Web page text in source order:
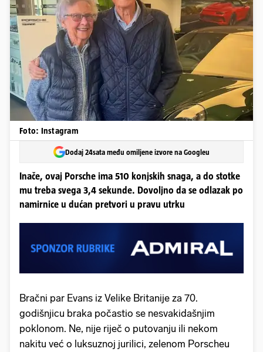
Foto: Instagram
Dodaj 24sata među omiljene izvore na Googleu
Inače, ovaj Porsche ima 510 konjskih snaga, a do stotke
mu treba svega 3,4 sekunde. Dovoljno da se odlazak po
namirnice u dućan pretvori u pravu utrku
Bračni par Evans iz Velike Britanije za 70.
godišnjicu braka počastio se nesvakidašnjim
poklonom. Ne, nije riječ o putovanju ili nekom
nakitu već o luksuznoj jurilici, zelenom Porscheu